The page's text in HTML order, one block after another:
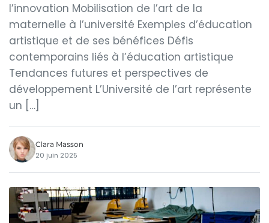
l’innovation Mobilisation de l’art de la
maternelle à l’université Exemples d’éducation
artistique et de ses bénéfices Défis
contemporains liés à l’éducation artistique
Tendances futures et perspectives de
développement L’Université de l’art représente
un […]
Clara Masson
20 juin 2025